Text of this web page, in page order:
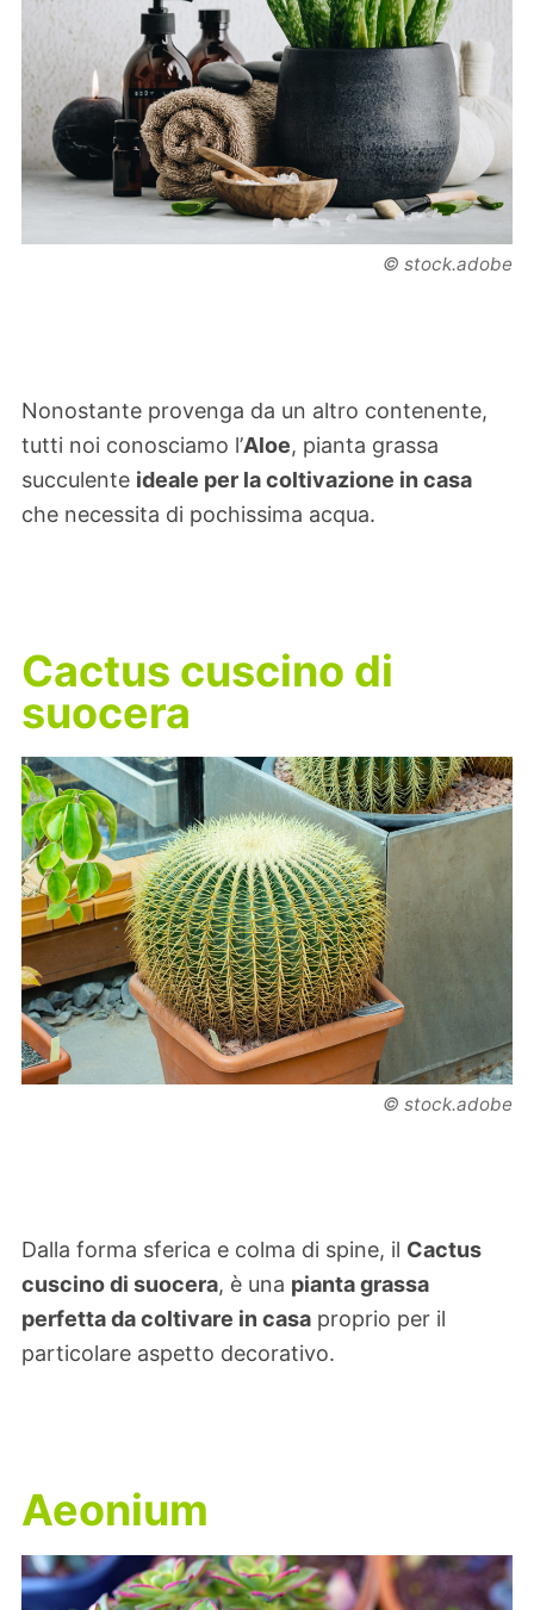
© stock.adobe
Nonostante provenga da un altro contenente,
tutti noi conosciamo l’Aloe, pianta grassa
succulente ideale per la coltivazione in casa
che necessita di pochissima acqua.
Cactus cuscino di
suocera
© stock.adobe
Dalla forma sferica e colma di spine, il Cactus
cuscino di suocera, è una pianta grassa
perfetta da coltivare in casa proprio per il
particolare aspetto decorativo.
Aeonium